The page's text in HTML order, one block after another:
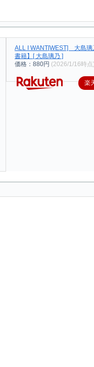
ALL I WANT[WEST] 大島璃
書籍】[ 大島璃乃 ]
価格：880円 (2026/1/16時点
楽